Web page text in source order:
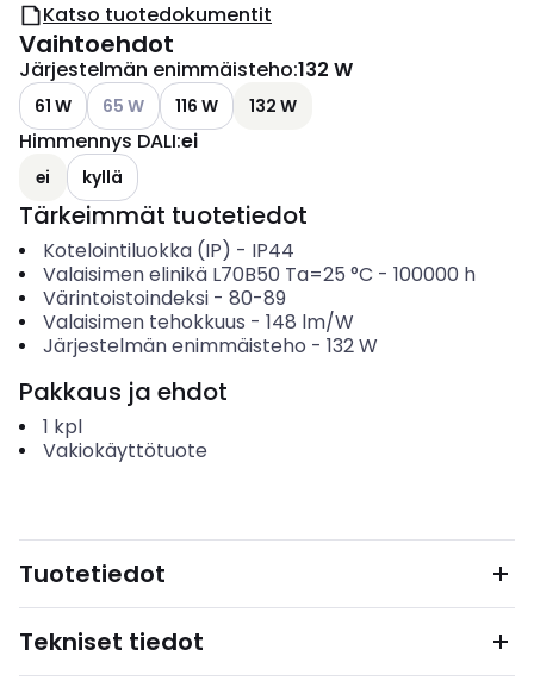
Katso tuotedokumentit
Vaihtoehdot
Järjestelmän enimmäisteho:132 W
61 W Katso käytettävissä olevat vaihtoehdot
65 W 116 W 132 W
Himmennys DALI:ei
ei kyllä
Tärkeimmät tuotetiedot
Kotelointiluokka (IP) - IP44
Valaisimen elinikä L70B50 Ta=25 °C - 100000 h
Värintoistoindeksi- 80-89
Valaisimen tehokkuus - 148 lm/W
Järjestelmän enimmäisteho - 132W
Pakkaus ja ehdot
1 kpl
Vakiokäyttötuote
Tuotetiedot
Tekniset tiedot